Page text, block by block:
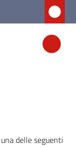
delle seguenti